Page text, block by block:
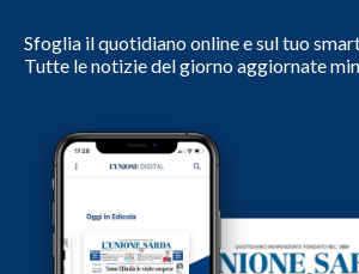
Sfoglia il quotidiano online e sul tuo
Tutte le notizie del giorno aggiornate